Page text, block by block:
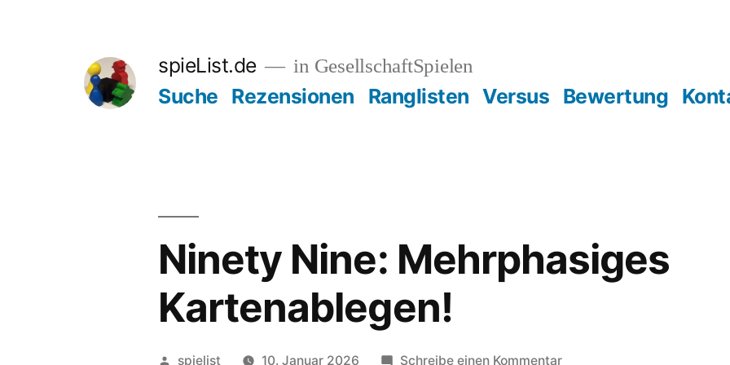
spieList.de in GesellschaftSpielen
Suche Rezensionen Ranglisten Versus Bewertung
Ninety Nine: Mehrphasiges
Kartenablegen!
Veröffentlicht
spielist 10. Januar 2026 Schreibe einen Kommentarzu